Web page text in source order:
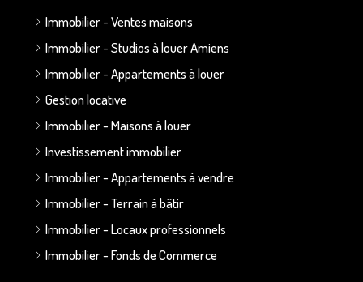
Immobilier - Ventes maisons
Immobilier - Studios à louer Amiens
Immobilier - Appartements à louer
Gestion locative
Immobilier - Maisons à louer
Investissement immobilier
Immobilier - Appartements à vendre
Immobilier - Terrain à bâtir
Immobilier - Locaux professionnels
Immobilier - Fonds de Commerce